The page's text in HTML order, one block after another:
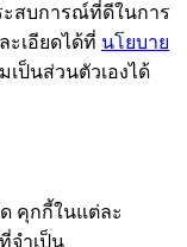
สบการณ์ที่ดีในการ
เอียดได้ที่ นโยบาย
ป็นส่วนตัวเองได้
คุกกี้ในแต่ละ
จำเป็น